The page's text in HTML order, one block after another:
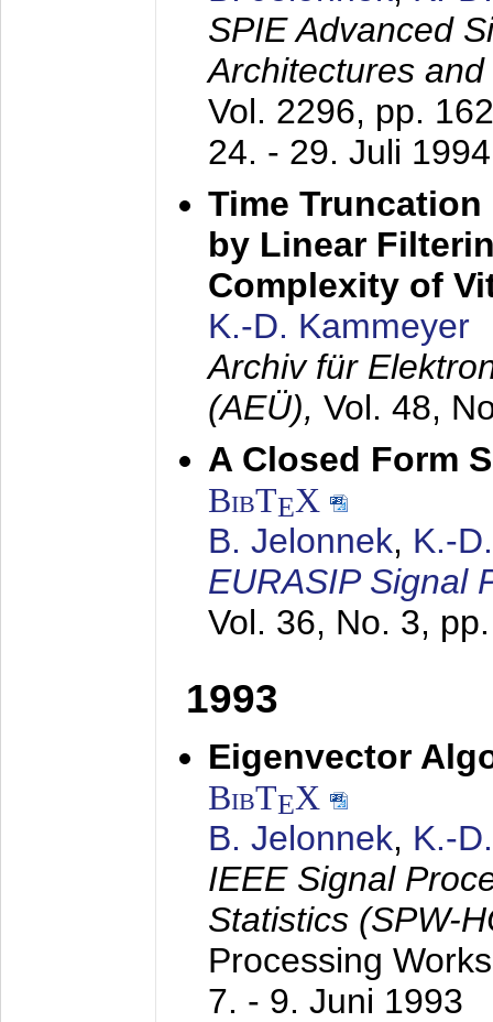
SPIE Advanced
Architectures
Vol. 2296, pp.
24. - 29. Juli 1994
Time
by Linear
Complexity of
K.-D. Kammeyer
Archiv für
(AEÜ), Vol. 48,
A Closed Form
BibTEX
B. Jelonnek, K.-
EURASIP Signal
Vol. 36, No. 3,
1993
Eigenvector
BibTEX
B. Jelonnek, K.-
IEEE Signal
Statistics (SPW-
Processing
7. - 9. Juni 1993